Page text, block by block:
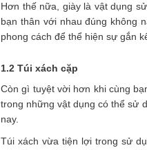
Hơn thế nữa, giày là vật dụng
bạn thân với nhau đúng không
phong cách để thể hiện sự gắn
1.2 Túi xách cặp
Còn gì tuyệt vời hơn khi cùng
trong những vật dụng có thể sử
nay.
Túi xách vừa tiện lợi trong sử